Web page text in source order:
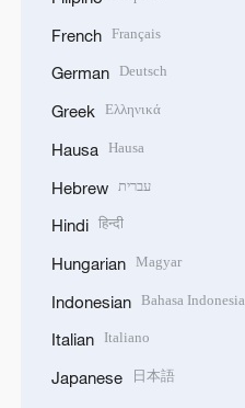
French Français
German Deutsch
Greek Ελληνικά
Hausa Hausa
Hebrew עברית
Hindi हिन्दी
Hungarian Magyar
Indonesian Bahasa Indonesia
Italian Italiano
Japanese 日本語